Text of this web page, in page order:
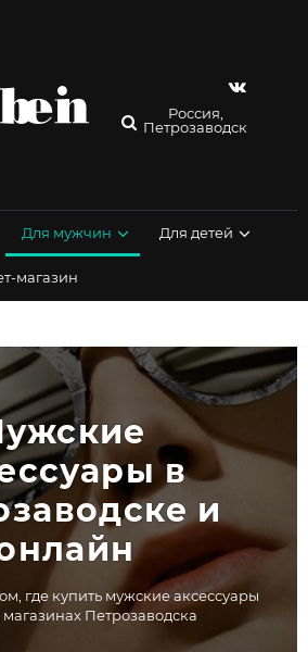
Россия,
Петрозаводск
Для мужчин Для детей
магазин
в
и
где купить мужские аксессуары
Петрозаводска